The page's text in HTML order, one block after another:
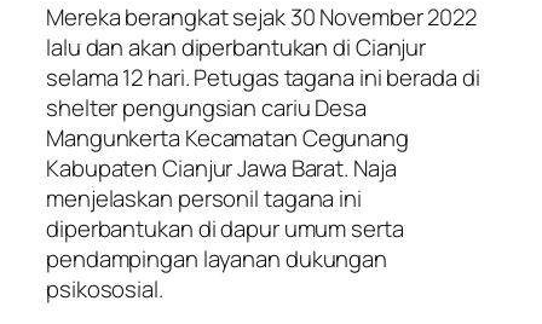
Mereka berangkat sejak 30 November 2022
lalu dan akan diperbantukan di Cianjur
selama 12 hari. Petugas tagana ini berada di
shelter pengungsian cariu Desa
Mangunkerta Kecamatan Cegunang
Kabupaten Cianjur Jawa Barat. Naja
menjelaskan personil tagana ini
diperbantukan di dapur umum serta
pendampingan layanan dukungan
psikososial.